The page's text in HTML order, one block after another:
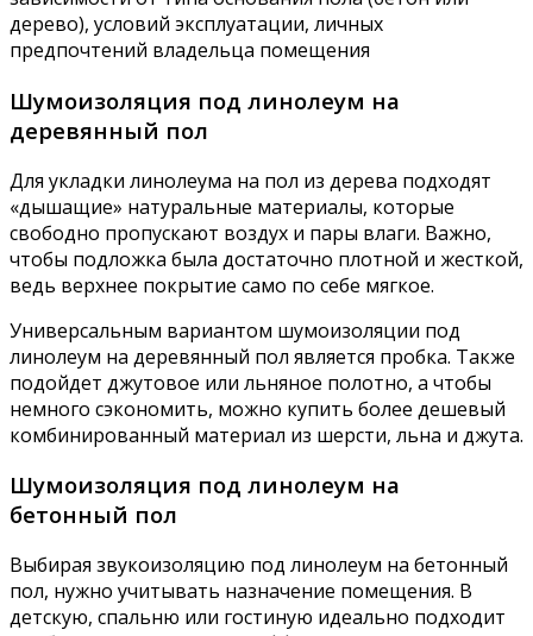
дерево), условий эксплуатации, личных
предпочтений владельца помещения
Шумоизоляция под линолеум на
деревянный пол
Для укладки линолеума на пол из дерева подходят
«дышащие» натуральные материалы, которые
свободно пропускают воздух и пары влаги. Важно,
чтобы подложка была достаточно плотной и жесткой,
ведь верхнее покрытие само по себе мягкое.
Универсальным вариантом шумоизоляции под
линолеум на деревянный пол является пробка. Также
подойдет джутовое или льняное полотно, а чтобы
немного сэкономить, можно купить более дешевый
комбинированный материал из шерсти, льна и джута.
Шумоизоляция под линолеум на
бетонный пол
Выбирая звукоизоляцию под линолеум на бетонный
пол, нужно учитывать назначение помещения. В
детскую, спальню или гостиную идеально подходит